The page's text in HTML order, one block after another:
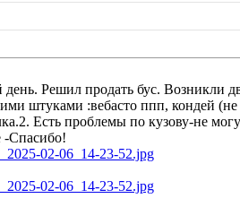
Решил продать бус. Возникли
штуками :вебасто ппп, кондей
Есть проблемы по кузову-не
-Спасибо!
02-06_14-23-52.jpg
02-06_14-23-52.jpg